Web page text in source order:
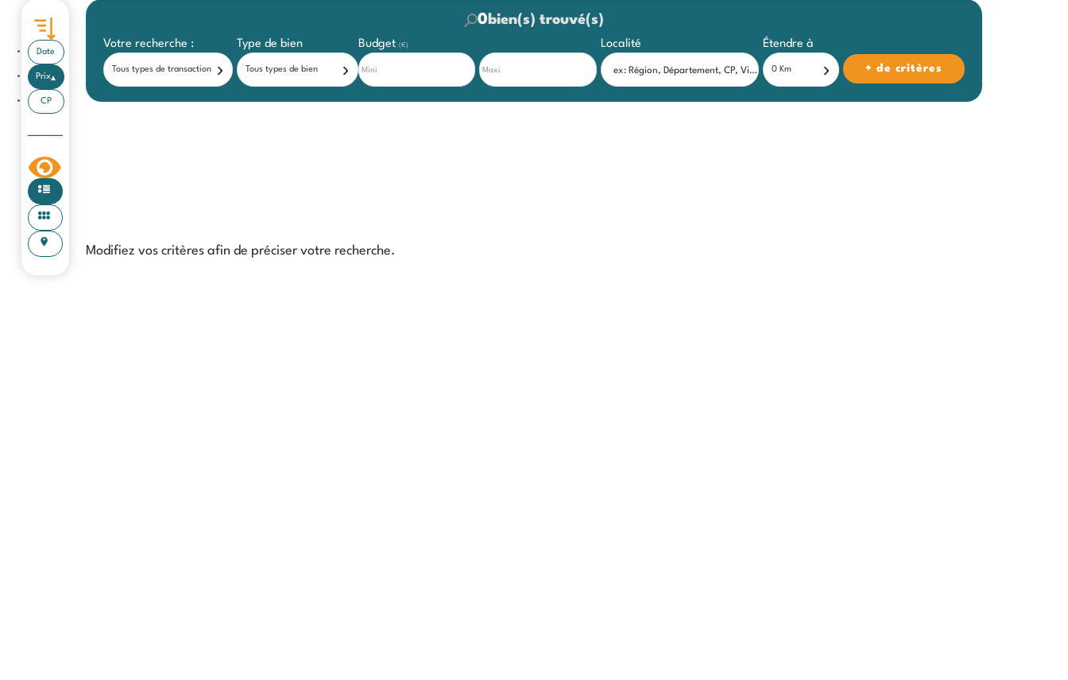
0 bien(s) trouvé(s)
Votre recherche :
Tous types de transaction
Type de bien
Tous types de bien
Budget (€) Localité Étendre à
0 Km + de critères
Date
Prix
CP
Modifiez vos critères afin de préciser votre recherche.